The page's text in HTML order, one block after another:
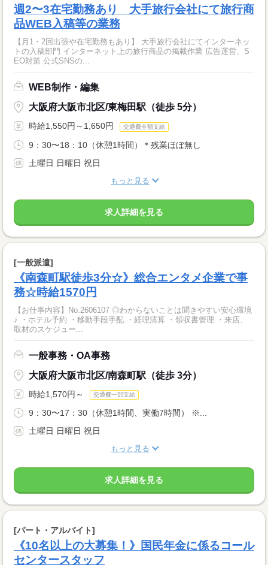
週2〜3在宅勤務あり 大手旅行会社にて旅行商
品WEB入稿等の業務
【月1・2回出張や在宅勤務もあり】 大手旅行会社にてインターネッ
トの入稿部門 インターネット上の旅行商品の掲載作業 広告運営、S
EO対策 公式SNSの...
WEB制作・編集
大阪府大阪市北区/東梅田駅（徒歩 5分）
時給1,550円～1,650円 交通費全額支給
9：30〜18：10（休憩1時間）＊残業ほぼ無し
土曜日 日曜日 祝日
もっと見る
求人詳細を見る
[一般派遣]
《南森町駅徒歩3分☆》総合エンタメ企業で事
務☆時給1570円
【お仕事内容】No.2606107 ◎わからないことは聞きやすい安心環境
♪ ・ホテル予約 ・移動手段手配 ・経理清算 ・領収書管理 ・来店、
取材のスケジュー...
一般事務・OA事務
大阪府大阪市北区/南森町駅（徒歩 3分）
時給1,570円～ 交通費一部支給
9：30〜17：30（休憩1時間、実働7時間） ※...
土曜日 日曜日 祝日
もっと見る
求人詳細を見る
[パート・アルバイト]
《10名以上の大募集！》国民年金に係るコール
センタースタッフ